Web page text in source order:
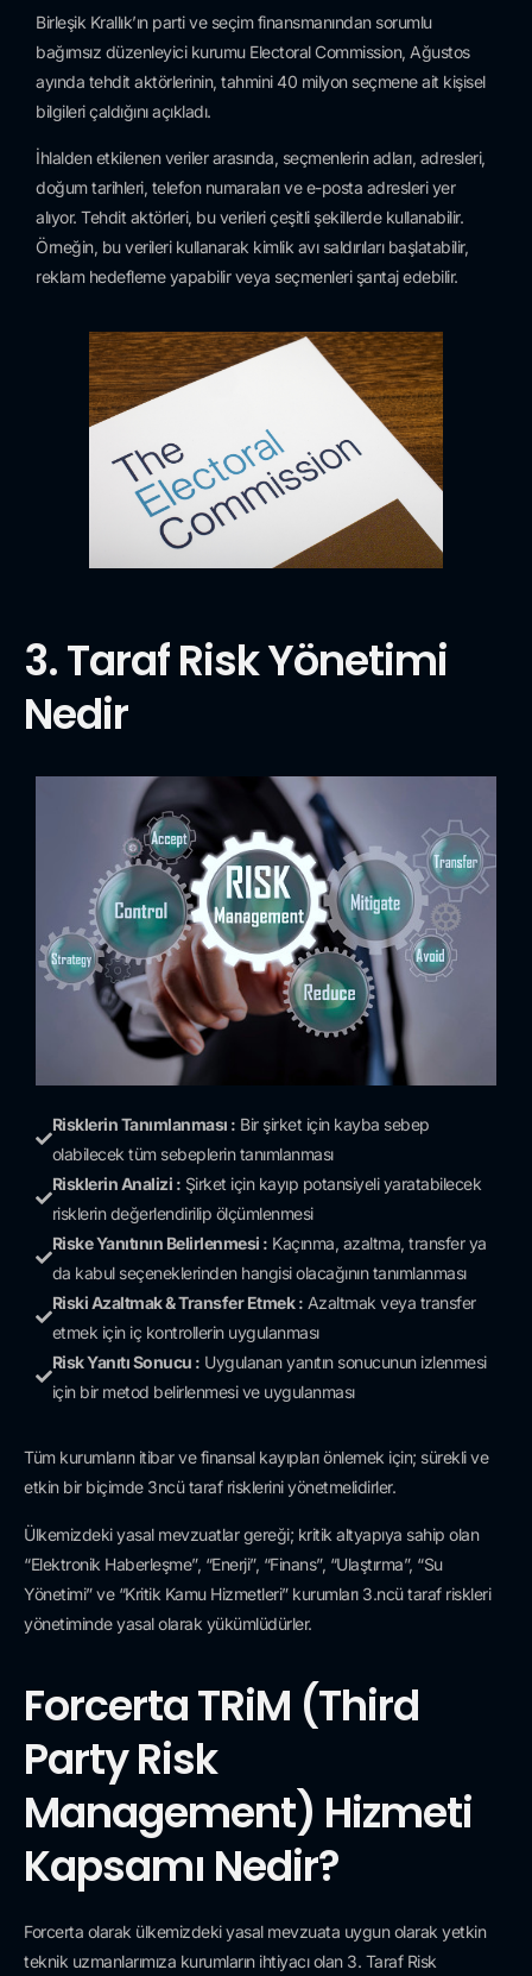
Birleşik Krallık’ın parti ve seçim finansmanından sorumlu
bağımsız düzenleyici kurumu Electoral Commission, Ağustos
ayında tehdit aktörlerinin, tahmini 40 milyon seçmene ait kişisel
bilgileri çaldığını açıkladı.
İhlalden etkilenen veriler arasında, seçmenlerin adları, adresleri,
doğum tarihleri, telefon numaraları ve e-posta adresleri yer
alıyor. Tehdit aktörleri, bu verileri çeşitli şekillerde kullanabilir.
Örneğin, bu verileri kullanarak kimlik avı saldırıları başlatabilir,
reklam hedefleme yapabilir veya seçmenleri şantaj edebilir.
3. Taraf Risk Yönetimi
Nedir
Risklerin Tanımlanması : Bir şirket için kayba sebep
olabilecek tüm sebeplerin tanımlanması
Risklerin Analizi : Şirket için kayıp potansiyeli yaratabilecek
risklerin değerlendirilip ölçümlenmesi
Riske Yanıtının Belirlenmesi : Kaçınma, azaltma, transfer ya
da kabul seçeneklerinden hangisi olacağının tanımlanması
Riski Azaltmak & Transfer Etmek : Azaltmak veya transfer
etmek için iç kontrollerin uygulanması
Risk Yanıtı Sonucu : Uygulanan yanıtın sonucunun izlenmesi
için bir metod belirlenmesi ve uygulanması
Tüm kurumların itibar ve finansal kayıpları önlemek için; sürekli ve
etkin bir biçimde 3ncü taraf risklerini yönetmelidirler.
Ülkemizdeki yasal mevzuatlar gereği; kritik altyapıya sahip olan
“Elektronik Haberleşme”, “Enerji”, “Finans”, “Ulaştırma”, “Su
Yönetimi” ve “Kritik Kamu Hizmetleri” kurumları 3.ncü taraf riskleri
yönetiminde yasal olarak yükümlüdürler.
Forcerta TRiM (Third
Party Risk
Management) Hizmeti
Kapsamı Nedir?
Forcerta olarak ülkemizdeki yasal mevzuata uygun olarak yetkin
teknik uzmanlarımıza kurumların ihtiyacı olan 3. Taraf Risk